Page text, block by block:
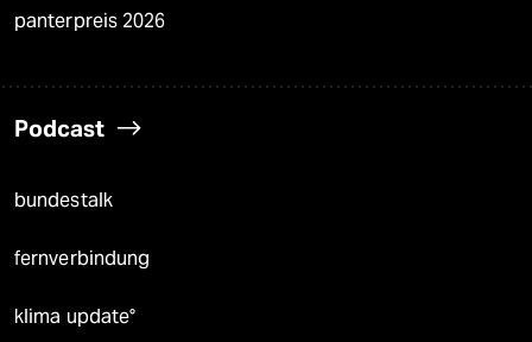
panterpreis 2026
Podcast
bundestalk
fernverbindung
klima update°